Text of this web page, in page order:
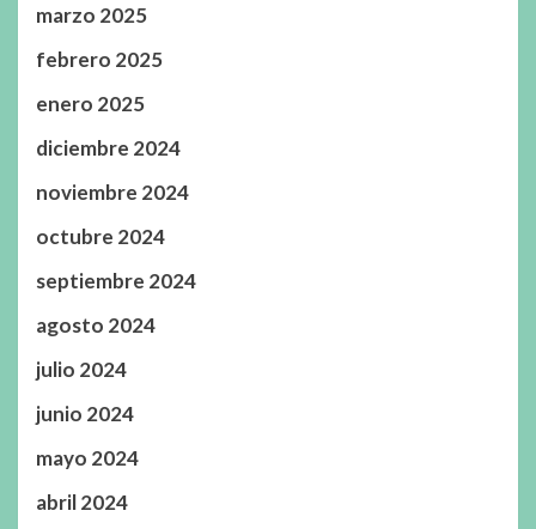
marzo 2025
febrero 2025
enero 2025
diciembre 2024
noviembre 2024
octubre 2024
septiembre 2024
agosto 2024
julio 2024
junio 2024
mayo 2024
abril 2024